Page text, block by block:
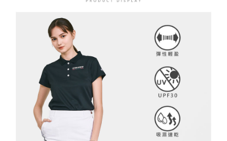
帳／街口支付／iPASS MONEY」等通路繳費。
1.本服務係由「台灣大哥大股份有限公司」（以下簡稱本公司）所提供，讓
用戶於交易時，得透過本服務購買商品或服務，並由商店將買賣／分期付款
買賣價金債權讓與本公司後，依約使用本公司帳單繳交帳款。
2.基於同意付款使用「大哥付你分期」之契約關係目的，商店將以您的個人
資料（包含姓名、電話或地址）提供予台灣大哥大進項蒐集、處理及利用，
由本公司與您本人進行分期帳單所需資料之確認、核對及更正。
3.完整用戶服務條款，請詳閱以下連結：
https://oppay.tw/userRule
結帳頁面，進行簡訊認證並確認金額後，即可完成結帳。
２．訂單成立數日內，您將收到繳費通知簡訊。
３．收到繳費通知簡訊後14天內，點擊此簡訊中的連結，可透過四大超商／
ATM／網路銀行／等多元方式進行付款，方視為交易完成。
※ 請注意：結帳手續完成當下不需立刻繳費，但若您需要取消訂單，請聯絡
購買商品的店家。未經商家同意取消之訂單仍視為有效，需透過AFTEE先享
後付繳納相關費用。
※ 交易是否成功請以「AFTEE先享後付 」之結帳頁面顯示為準，若有關於
是否繳費成功／繳費後需取消欲退款等相關疑問，請聯繫「AFTEE先享後付
客戶支援中心」
https://netprotections.freshdesk.com/support/home
【注意事項】
１．透過由恩沛科技股份有限公司提供之「AFTEE先享後付」服務完成之交
易，需依本服務之必要範圍內提供個人資料，並將交易相關給付款項請求債
付款後全家取貨
萊爾富取貨付款
付款後萊爾富取貨
7-11取貨付款